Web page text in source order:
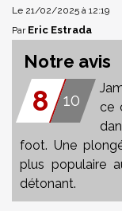
Le 21/02/2025 à 12:19
Par Eric Estrada
Notre avis
8 10
ce
foot. Une
plus populaire
détonant.